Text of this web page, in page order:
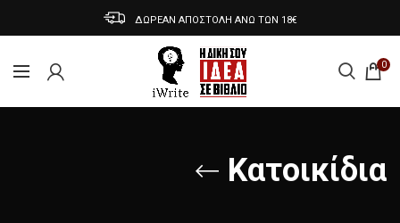
ΔΩΡΕΑΝ ΑΠΟΣΤΟΛΗ ΑΝΩ ΤΩΝ 18€
0
Κατοικίδια